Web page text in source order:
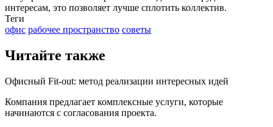
интересам, это позволяет лучше сплотить коллектив.
Теги
офис рабочее пространство советы
Читайте также
Офисный Fit-out: метод реализации интересных идей
Компания предлагает комплексные услуги, которые
начинаются с согласования проекта.